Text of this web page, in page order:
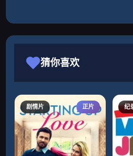
猜你喜欢
剧情片 正片 纪